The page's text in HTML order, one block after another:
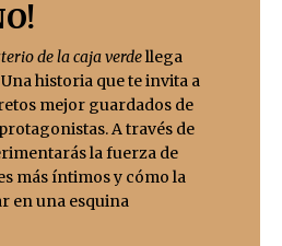
de la caja verdellega
Una historia que te invita a
mejor guardados de
A través de
la fuerza de
más íntimos y cómo la
en una esquina